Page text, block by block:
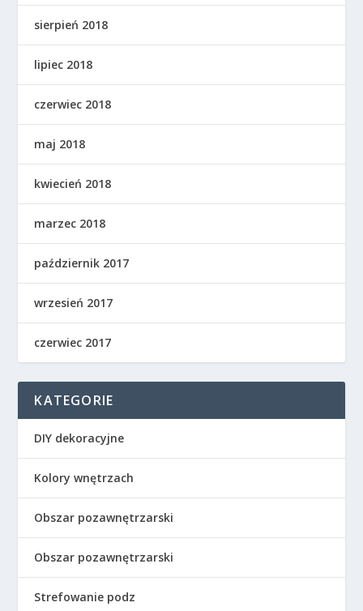
sierpień 2018
lipiec 2018
czerwiec 2018
maj 2018
kwiecień 2018
marzec 2018
październik 2017
wrzesień 2017
czerwiec 2017
KATEGORIE
DIY dekoracyjne
Kolory wnętrzach
Obszar pozawnętrzarski
Obszar pozawnętrzarski
Strefowanie podz